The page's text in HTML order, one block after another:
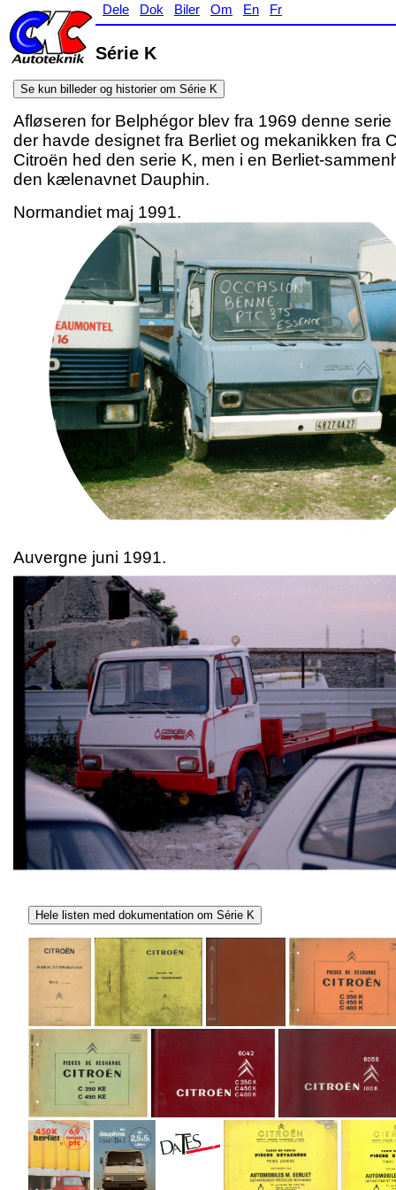
Dele Dok Biler Om En Fr
Série K
Se kun billeder og historier om Série K
Afløseren for Belphégor blev fra 1969 denne serie
der havde designet fra Berliet og mekanikken fra
Citroën hed den serie K, men i en Berliet-
den kælenavnet Dauphin.
Normandiet maj 1991.
Auvergne juni 1991.
Hele listen med dokumentation om Série K